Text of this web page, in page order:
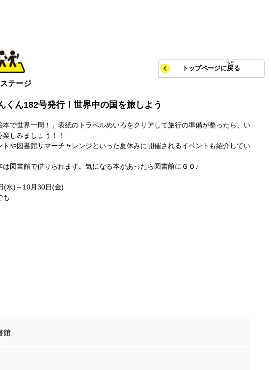
トップページに戻る
ステージ
くん182号発行！世界中の国を旅しよう
で世界一周！」表紙のトラベルめいろをクリアして旅行の準備が整ったら、い
しみましょう！！
や図書館サマーチャレンジといった夏休みに開催されるイベントも紹介してい
図書館で借りられます。気になる本があったら図書館にＧＯ♪
(水)～10月30日(金)
も
館